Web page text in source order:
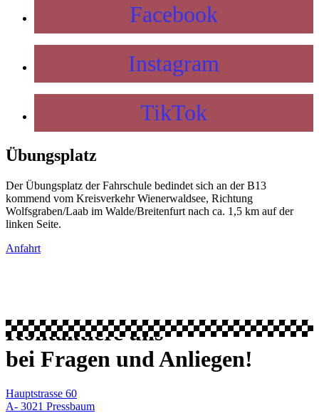
Facebook
Instagram
TikTok
Übungsplatz
Der Übungsplatz der Fahrschule bedindet sich an der B13
kommend vom Kreisverkehr Wienerwaldsee, Richtung
Wolfsgraben/Laab im Walde/Breitenfurt nach ca. 1,5 km auf der
linken Seite.
Anfahrt
Kontaktiere uns
bei Fragen und Anliegen!
Hauptstrasse 60
A- 3021 Pressbaum